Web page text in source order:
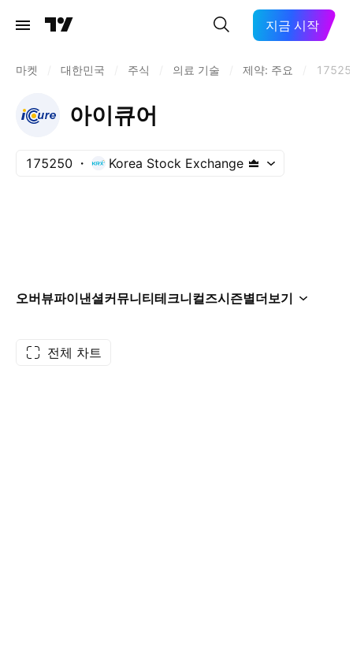
지금 시작
마켓 대한민국 주식 의료 기술 제약: 주요
아이큐어
175250 Korea Stock Exchange
오버뷰파이낸셜커뮤니티테크니컬즈시즌별더보기
전체 차트